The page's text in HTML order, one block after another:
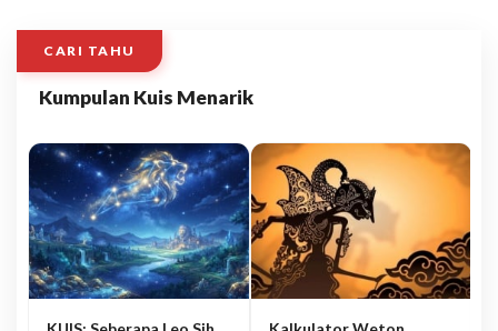
CARI TAHU
Kumpulan Kuis Menarik